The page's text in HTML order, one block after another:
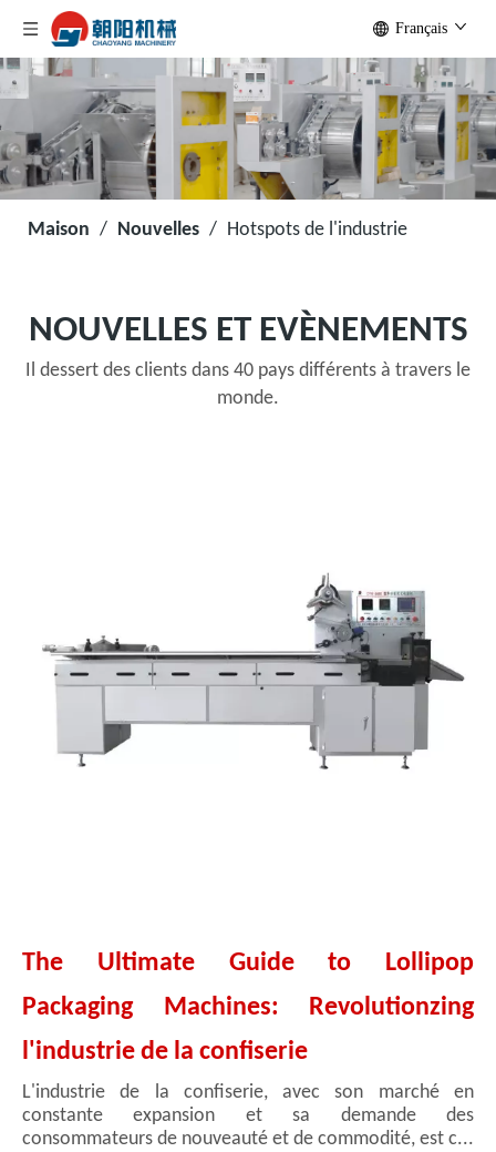
Français
Maison / Nouvelles / Hotspots de l'industrie
NOUVELLES ET EVÈNEMENTS
Il dessert des clients dans 40 pays différents à travers le
monde.
The Ultimate Guide to Lollipop
Packaging Machines: Revolutionzing
l'industrie de la confiserie
L'industrie de la confiserie, avec son marché en
constante expansion et sa demande des
consommateurs de nouveauté et de commodité, est c...